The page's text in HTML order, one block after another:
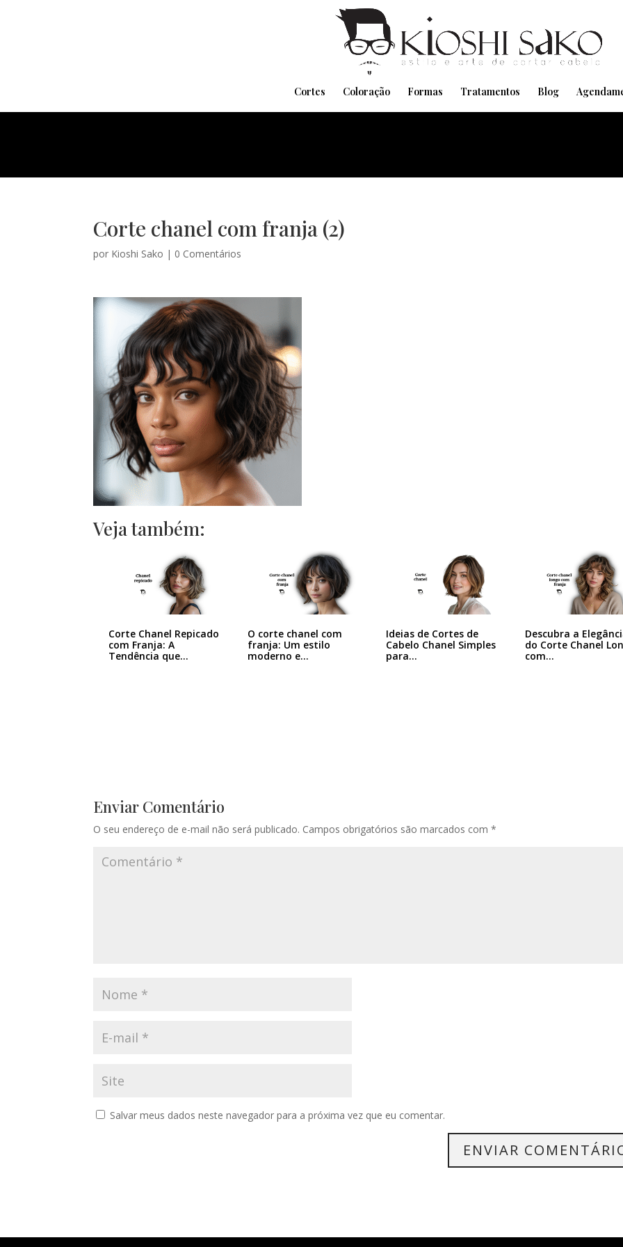
Cortes Coloração Formas Tratamentos Blog
Corte chanel com franja (2)
por Kioshi Sako | 0 Comentários
Veja também:
Corte Chanel Repicado
com Franja: A
Tendência que…
O corte chanel com
franja: Um estilo
moderno e…
Ideias de Cortes de
Cabelo Chanel Simples
para…
Descubra a
do Corte Chanel
com…
Enviar Comentário
O seu endereço de e-mail não será publicado. Campos obrigatórios são marcados com*
Salvar meus dados neste navegador para a próxima vez que eu comentar.
Pensando em transformar seu Visual??
Agende pelo Whatsapp